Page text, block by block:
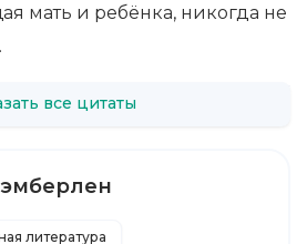
мать и ребёнка, никогда не
все цитаты
литература